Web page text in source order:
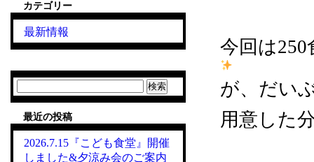
今回は
が、だい
用意した
カテゴリー
最新情報
索:
最近の投稿
2026.7.15『こども食堂』開催
しました&夕涼み会のご案内